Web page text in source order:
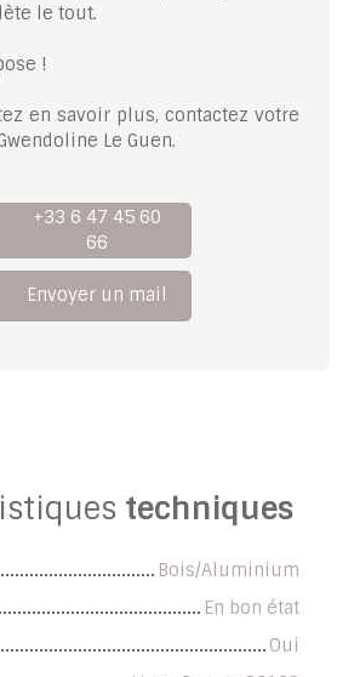
le tout.
!
en savoir plus, contactez votre
Le Guen.
+33 6 47 45 60
66
Envoyer un mail
techniques
Bois/Aluminium
En bon état
Oui